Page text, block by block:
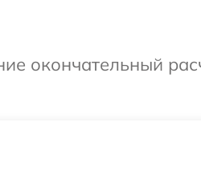
окончательный